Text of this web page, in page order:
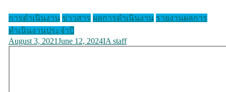
การดำเนินงาน ข่าวสาร ผลการดำเนินงาน รายงานผลการ
ดำเนินงานประจำปี
August 3, 2021June 12, 2024IA staff